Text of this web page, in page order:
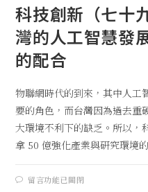
科技創新（七十
灣的人工智慧發
的配合
物聯網時代的到來，其中人工
要的角色，而台灣因為過去重
大環境不利下的缺乏。所以，
拿 50 億強化產業與研究環境
留言功能已關閉